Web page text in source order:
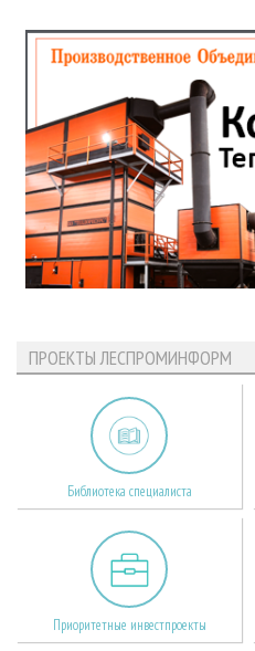
ПРОЕКТЫ ЛЕСПРОМИНФОРМ
Библиотека специалиста
Приоритетные инвестпроекты